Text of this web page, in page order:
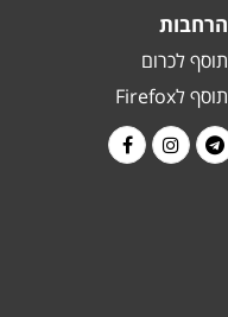
הרחבות
תוסף לכרום
תוסף לFirefox